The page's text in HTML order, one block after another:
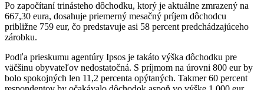
Po započítaní trinásteho dôchodku, ktorý je aktuálne zmrazený na
667,30 eura, dosahuje priemerný mesačný príjem dôchodcu
približne 759 eur, čo predstavuje asi 58 percent predchádzajúceho
zárobku.
Podľa prieskumu agentúry Ipsos je takáto výška dôchodku pre
väčšinu obyvateľov nedostatočná. S príjmom na úrovni 800 eur by
bolo spokojných len 11,2 percenta opýtaných. Takmer 60 percent